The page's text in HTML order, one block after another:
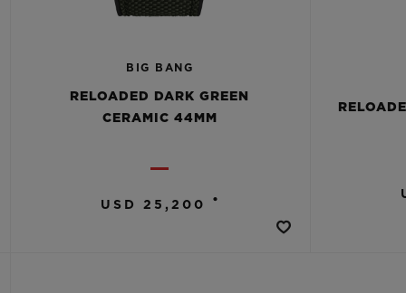
BIG BANG
RELOADED DARK GREEN
CERAMIC 44MM
USD 25,200 •